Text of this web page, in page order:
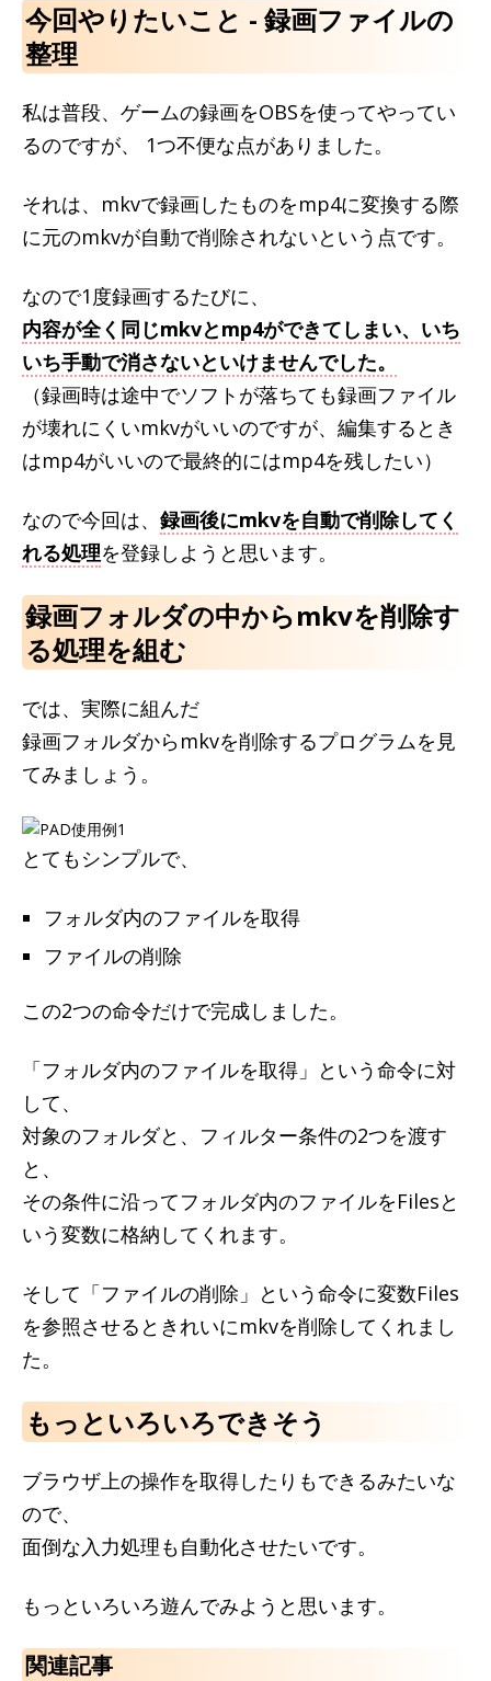
今回やりたいこと - 録画ファイルの
整理
私は普段、ゲームの録画をOBSを使ってやってい
るのですが、 1つ不便な点がありました。
それは、mkvで録画したものをmp4に変換する際
に元のmkvが自動で削除されないという点です。
なので1度録画するたびに、
内容が全く同じmkvとmp4ができてしまい、いち
いち手動で消さないといけませんでした。
（録画時は途中でソフトが落ちても録画ファイル
が壊れにくいmkvがいいのですが、編集するとき
はmp4がいいので最終的にはmp4を残したい）
なので今回は、 録画後にmkvを自動で削除してく
れる処理を登録しようと思います。
録画フォルダの中からmkvを削除す
る処理を組む
では、実際に組んだ
録画フォルダからmkvを削除するプログラムを見
てみましょう。
とてもシンプルで、
フォルダ内のファイルを取得
ファイルの削除
この2つの命令だけで完成しました。
「フォルダ内のファイルを取得」という命令に対
して、
対象のフォルダと、フィルター条件の2つを渡す
と、
その条件に沿ってフォルダ内のファイルをFilesと
いう変数に格納してくれます。
そして「ファイルの削除」という命令に変数Files
を参照させるときれいにmkvを削除してくれまし
た。
もっといろいろできそう
ブラウザ上の操作を取得したりもできるみたいな
ので、
面倒な入力処理も自動化させたいです。
もっといろいろ遊んでみようと思います。
関連記事